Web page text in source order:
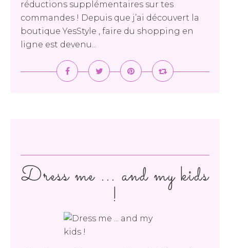
réductions supplémentaires sur tes
commandes ! Depuis que j’ai découvert la
boutique YesStyle , faire du shopping en
ligne est devenu...
Dress me ... and my kids
!